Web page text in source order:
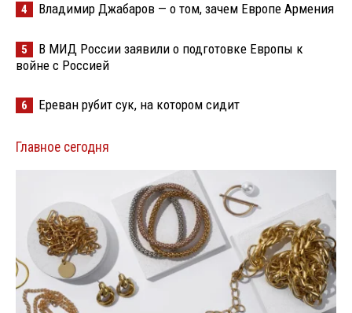
4 Владимир Джабаров — о том, зачем Европе Армения
5
В МИД России заявили о подготовке Европы к
войне с Россией
6 Ереван рубит сук, на котором сидит
Главное сегодня